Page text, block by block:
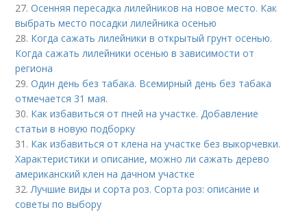
27.Осенняя пересадка лилейников на новое место. Как
выбрать место посадки лилейника осенью
28. Когда сажать лилейники в открытый грунт осенью.
Когда сажать лилейники осенью в зависимости от
региона
29.Один день без табака. Всемирный день без табака
отмечается 31 мая.
30. Как избавиться от пней на участке. Добавление
статьи в новую подборку
31. Как избавиться от клена на участке без выкорчевки.
Характеристики и описание, можно ли сажать дерево
американский клен на дачном участке
32.Лучшие виды и сорта роз. Сорта роз: описание и
советы по выбору